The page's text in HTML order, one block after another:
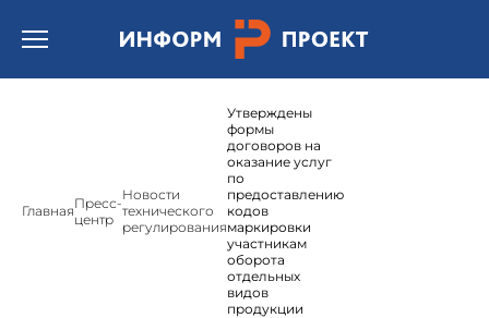
Открыть бургер меню.
ГлавнаяПресс-
центр
Новости
технического
регулирования
Утверждены
формы
договоров на
оказание услуг
по
предоставлению
кодов
маркировки
участникам
оборота
отдельных
видов
продукции